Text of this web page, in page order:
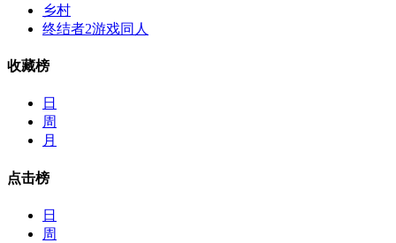
乡村
终结者2游戏同人
收藏榜
日
周
月
点击榜
日
周